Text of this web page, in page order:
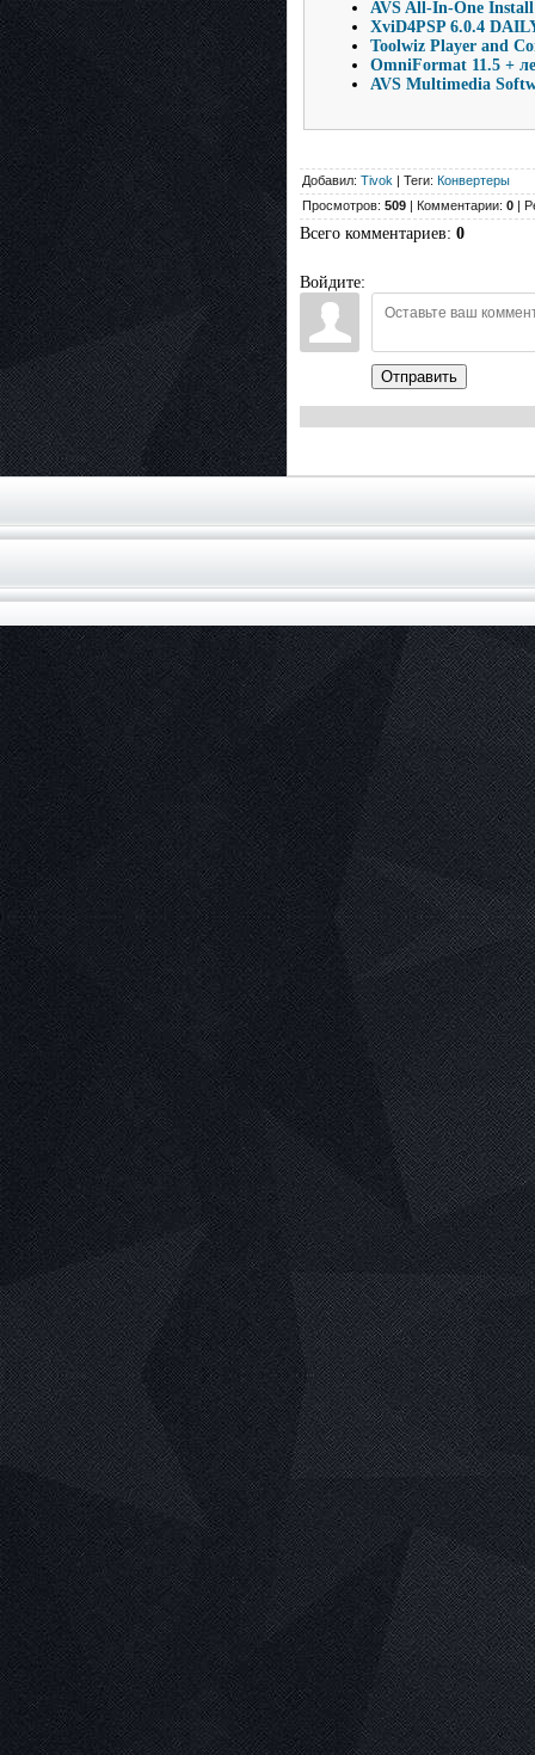
AVS All-In-One Install
XviD4PSP 6.0.4
Toolwiz Player and
OmniFormat 11.5 +
AVS Multimedia
Добавил: Tivok | Теги: Конвертеры
Просмотров: 509 | Комментарии: 0 |
Всего комментариев: 0
Войдите:
Отправить